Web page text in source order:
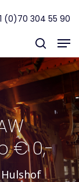
(0)70 304 55 90
search
€ 0,-
Hulshof